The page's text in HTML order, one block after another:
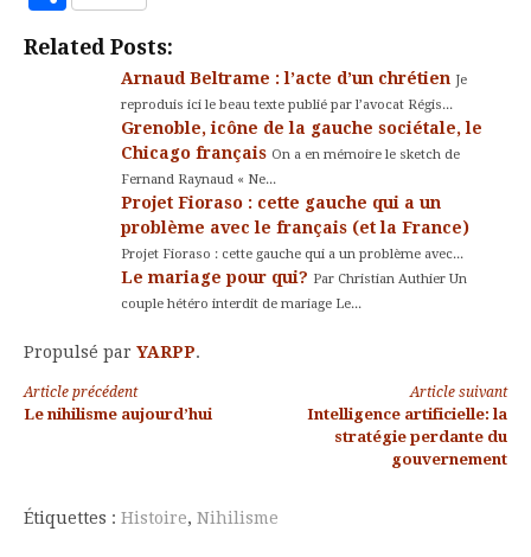
Related Posts:
Arnaud Beltrame : l’acte d’un chrétien Je
reproduis ici le beau texte publié par l’avocat Régis...
Grenoble, icône de la gauche sociétale, le
Chicago français On a en mémoire le sketch de
Fernand Raynaud « Ne...
Projet Fioraso : cette gauche qui a un
problème avec le français (et la France)
Projet Fioraso : cette gauche qui a un problème avec...
Le mariage pour qui? Par Christian Authier Un
couple hétéro interdit de mariage Le...
Propulsé par YARPP.
Lire
Article précédent
Le nihilisme aujourd’hui
Article suivant
Intelligence artificielle: la
stratégie perdante du
gouvernement
Étiquettes : Histoire, Nihilisme